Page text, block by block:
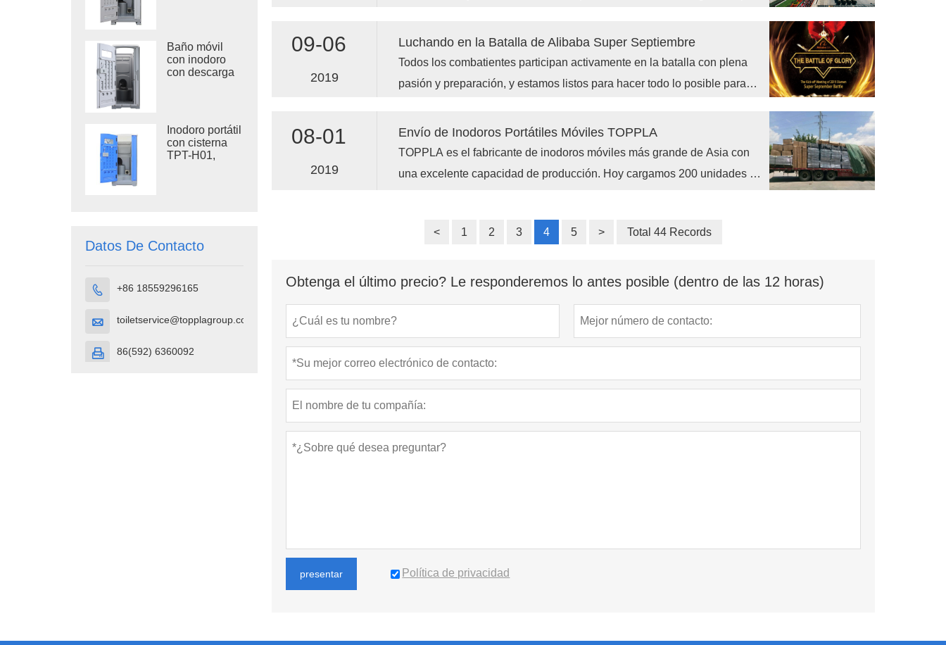
Baño móvil
con inodoro
con descarga
Inodoro portátil
con cisterna
TPT-H01,
Datos De Contacto
 +86 18559296165
 toiletservice@topplagroup.com
 86(592) 6360092
09-06
2019
Luchando en la Batalla de Alibaba Super Septiembre
Todos los combatientes participan activamente en la batalla con plena
pasión y preparación, y estamos listos para hacer todo lo posible para
08-01
2019
Envío de Inodoros Portátiles Móviles TOPPLA
TOPPLA es el fabricante de inodoros móviles más grande de Asia con
una excelente capacidad de producción. Hoy cargamos 200 unidades de
<
1 2 3 4 5 > Total 44 Records
Obtenga el último precio? Le responderemos lo antes posible (dentro de las 12 horas)
presentar Política de privacidad